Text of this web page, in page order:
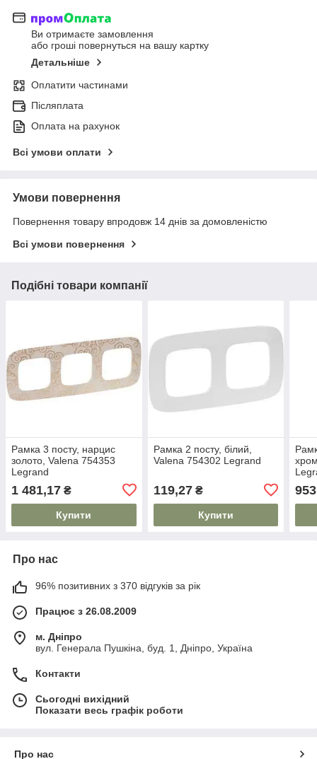
Ви отримаєте замовлення
або гроші повернуться на вашу картку
Детальніше
Оплатити частинами
Післяплата
Оплата на рахунок
Всі умови оплати
Умови повернення
Повернення товару впродовж 14 днів за домовленістю
Всі умови повернення
Подібні товари компанії
Рамка 3 посту, нарцис
золото, Valena 754353
Legrand
1 481,17 ₴
Купити
Рамка 2 посту, білий,
Valena 754302 Legrand
119,27₴
Купити
Про нас
96% позитивних з 370 відгуків за рік
Працює з 26.08.2009
м. Дніпро
вул. Генерала Пушкіна, буд. 1, Дніпро, Україна
Контакти
Сьогодні вихідний
Показати весь графік роботи
Про нас